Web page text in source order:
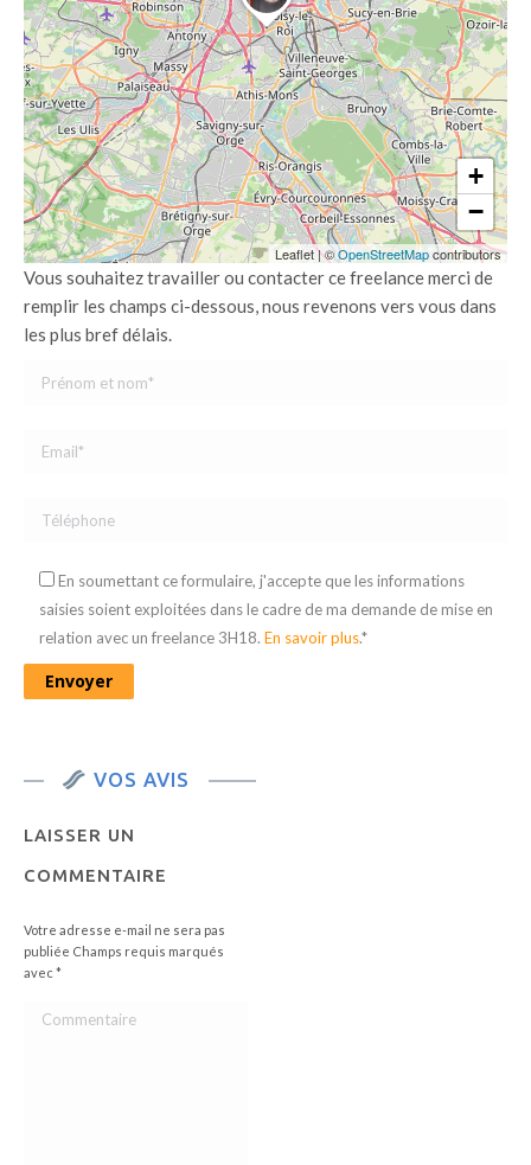
+
−
Leaflet|©OpenStreetMapcontributors
Vous souhaitez travailler ou contacter ce freelance merci de
remplir les champs ci-dessous, nous revenons vers vous dans
les plus bref délais.
En soumettant ce formulaire, j'accepte que les informations
saisies soient exploitées dans le cadre de ma demande de mise en
relation avec un freelance 3H18. En savoir plus.*
VOS AVIS
LAISSER UN
COMMENTAIRE
Votre adresse e-mail ne sera pas
publiée Champs requis marqués
avec *
Commentaire